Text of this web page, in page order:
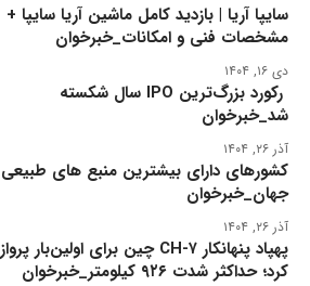
سایپا آریا | بازدید کامل ماشین آریا سایپا +
مشخصات فنی و امکانات_خبرخوان
دی ۱۶, ۱۴۰۴
رکورد بزرگ‌ترین IPO سال شکسته
شد_خبرخوان
آذر ۲۶, ۱۴۰۴
کشورهای دارای بیشترین منبع های طبیعی
جهان_خبرخوان
آذر ۲۶, ۱۴۰۴
پهپاد پنهانکار CH-۷ چین برای اولین‌بار پرواز
کرد؛ حداکثر شدت ۹۲۶ کیلومتر_خبرخوان